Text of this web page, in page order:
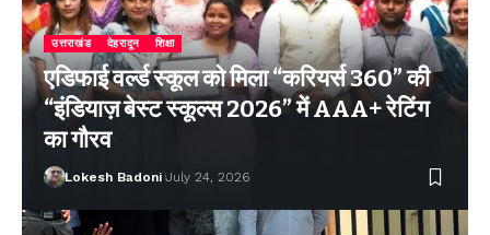
उत्तराखंड देहरादून शिक्षा
एडिफाई वर्ल्ड स्कूल को मिला “करियर्स 360” की
“इंडियाज़ बेस्ट स्कूल्स 2026” में AAA+ रेटिंग
का गौरव
Lokesh Badoni July 24, 2026